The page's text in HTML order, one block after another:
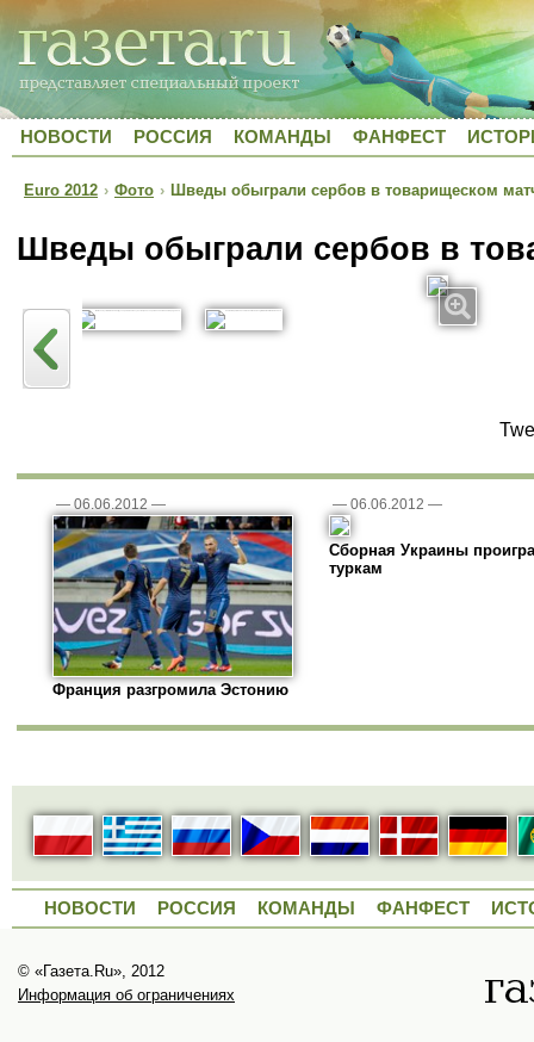
НОВОСТИ РОССИЯ КОМАНДЫ ФАНФЕСТ
Euro 2012 › Фото › Шведы обыграли сербов в товарищеском
Шведы обыграли сербов в
— 06.06.2012 —
Франция разгромила Эстонию
— 06.06.2012 —
Сборная Украины
туркам
НОВОСТИ РОССИЯ КОМАНДЫ ФАНФЕСТ
© «Газета.Ru», 2012
Информация об ограничениях